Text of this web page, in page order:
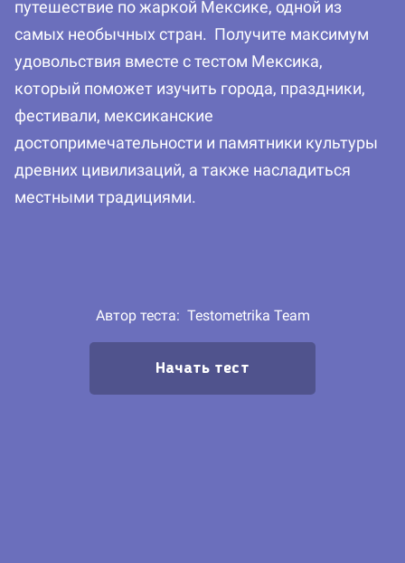
путешествие по жаркой Мексике, одной из
самых необычных стран. Получите максимум
удовольствия вместе с тестом Мексика,
который поможет изучить города, праздники,
фестивали, мексиканские
достопримечательности и памятники культуры
древних цивилизаций, а также насладиться
местными традициями.
Автор теста: Testometrika Team
Начать тест